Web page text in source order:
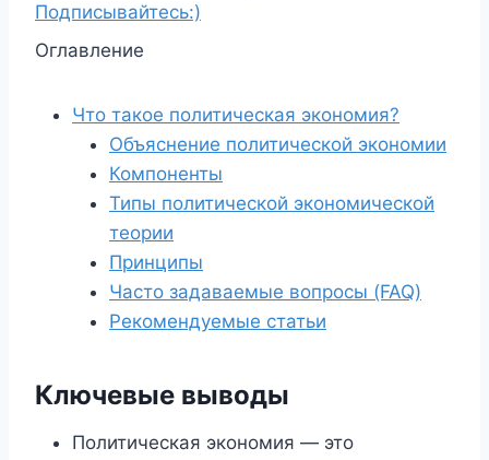
Подписывайтесь:)
Оглавление
Что такое политическая экономия?
Объяснение политической экономии
Компоненты
Типы политической экономической
теории
Принципы
Часто задаваемые вопросы (FAQ)
Рекомендуемые статьи
Ключевые выводы
Политическая экономия — это